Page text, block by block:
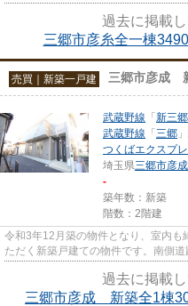
過去に掲載し
三郷市彦糸全一棟
売買｜新築一戸建 三郷市彦成
武蔵野線 「 新三郷
武蔵野線 「 三郷
つくばエクスプ
埼玉県三郷市彦成
-
築年数：新築
階数：2階建
令和3年12月築の物件となり、室内も
ただく新築戸建ての物件です。南側
過去に掲載し
三郷市彦成 新築全1棟